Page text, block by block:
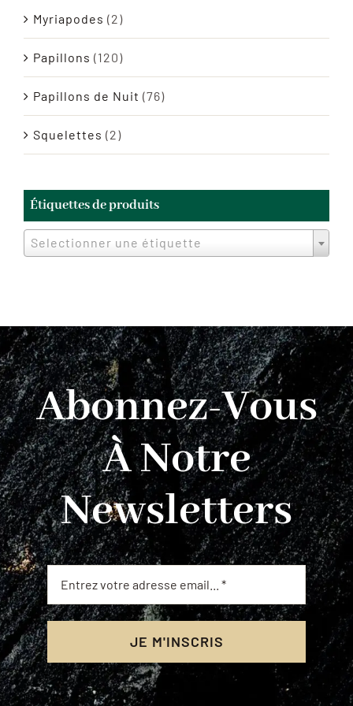
Myriapodes (2)
Papillons (120)
Papillons de Nuit (76)
Squelettes (2)
Étiquettes de produits
Selectionner une étiquette
Abonnez-Vous
À Notre
Newsletters
JE M'INSCRIS